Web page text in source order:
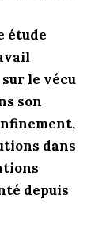
étude
le vécu
son
dans
depuis